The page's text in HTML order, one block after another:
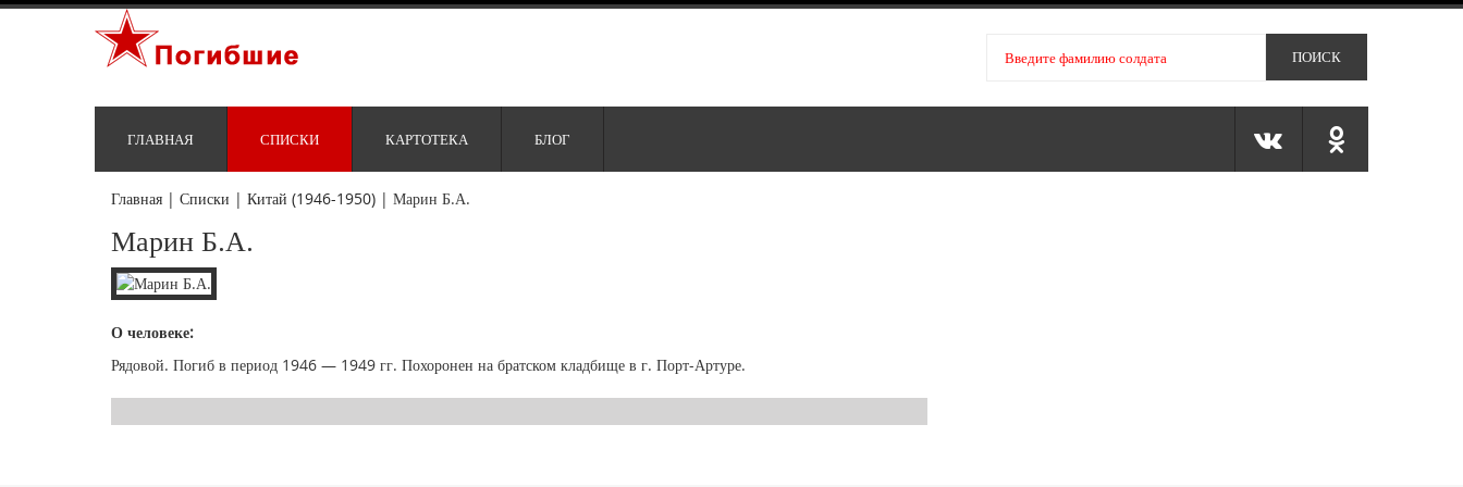
ГЛАВНАЯ СПИСКИ КАРТОТЕКА БЛОГ
Главная | Списки | Китай (1946-1950) | Марин Б.А.
Марин Б.А.
О человеке:
Рядовой. Погиб в период 1946 — 1949 гг. Похоронен на братском кладбище в г. Порт-Артуре.